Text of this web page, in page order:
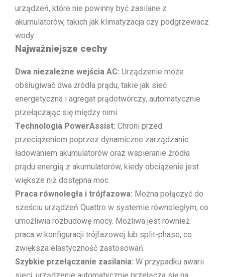
urządzeń, które nie powinny być zasilane z
akumulatorów, takich jak klimatyzacja czy podgrzewacz
wody.
Najważniejsze cechy
Dwa niezależne wejścia AC: Urządzenie może
obsługiwać dwa źródła prądu, takie jak sieć
energetyczna i agregat prądotwórczy, automatycznie
przełączając się między nimi.
Technologia PowerAssist: Chroni przed
przeciążeniem poprzez dynamiczne zarządzanie
ładowaniem akumulatorów oraz wspieranie źródła
prądu energią z akumulatorów, kiedy obciążenie jest
większe niż dostępna moc.
Praca równoległa i trójfazowa: Można połączyć do
sześciu urządzeń Quattro w systemie równoległym, co
umożliwia rozbudowę mocy. Możliwa jest również
praca w konfiguracji trójfazowej lub split-phase, co
zwiększa elastyczność zastosowań.
Szybkie przełączanie zasilania: W przypadku awarii